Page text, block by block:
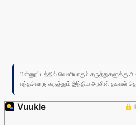
பின்னூட்டத்தில் வெளியாகும் கருத்துகளுக்கு
எந்தவொரு கருத்தும் இந்திய அரசின் தகவல்